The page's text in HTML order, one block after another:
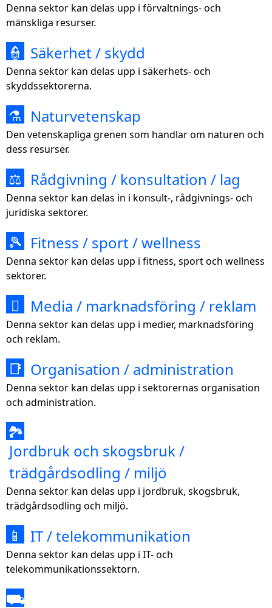
Denna sektor kan delas upp i förvaltnings- och
mänskliga resurser.
👮 Säkerhet / skydd
Denna sektor kan delas upp i säkerhets- och
skyddssektorerna.
⚗ Naturvetenskap
Den vetenskapliga grenen som handlar om naturen och
dess resurser.
⚖ Rådgivning / konsultation / lag
Denna sektor kan delas in i konsult-, rådgivnings- och
juridiska sektorer.
🎾 Fitness / sport / wellness
Denna sektor kan delas upp i fitness, sport och wellness
sektorer.
 Media / marknadsföring / reklam
Denna sektor kan delas upp i medier, marknadsföring
och reklam.
📑 Organisation / administration
Denna sektor kan delas upp i sektorernas organisation
och administration.
🏞
Jordbruk och skogsbruk /
trädgårdsodling / miljö
Denna sektor kan delas upp i jordbruk, skogsbruk,
trädgårdsodling och miljö.
📱 IT / telekommunikation
Denna sektor kan delas upp i IT- och
telekommunikationssektorn.
⛟